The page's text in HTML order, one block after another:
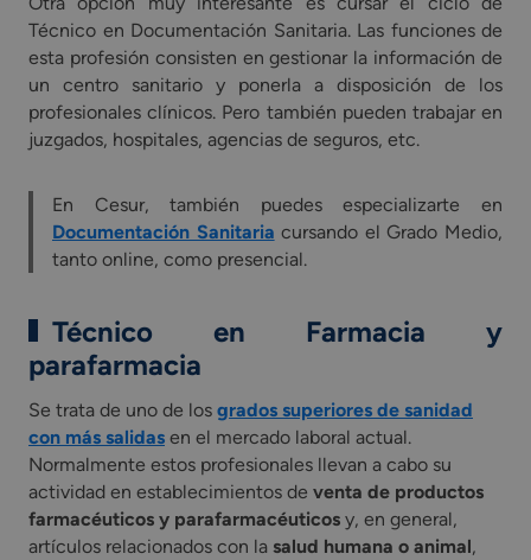
Técnico en Documentación Sanitaria. Las funciones de
esta profesión consisten en gestionar la información de
un centro sanitario y ponerla a disposición de los
profesionales clínicos. Pero también pueden trabajar en
juzgados, hospitales, agencias de seguros, etc.
En Cesur, también puedes especializarte en
Documentación Sanitaria cursando el Grado Medio,
tanto online, como presencial.
Técnico en Farmacia y
parafarmacia
Se trata de uno de los grados superiores de sanidad
con más salidas en el mercado laboral actual.
Normalmente estos profesionales llevan a cabo su
actividad en establecimientos de venta de productos
farmacéuticos y parafarmacéuticos y, en general,
artículos relacionados con la salud humana o animal,